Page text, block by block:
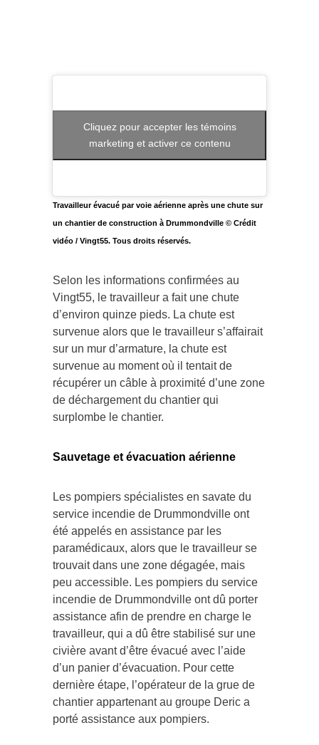
Cliquez pour accepter les témoins
marketing et activer ce contenu
Travailleur évacué par voie aérienne après une chute sur
un chantier de construction à Drummondville © Crédit
vidéo / Vingt55. Tous droits réservés.
Selon les informations confirmées au
Vingt55, le travailleur a fait une chute
d’environ quinze pieds. La chute est
survenue alors que le travailleur s’affairait
sur un mur d’armature, la chute est
survenue au moment où il tentait de
récupérer un câble à proximité d’une zone
de déchargement du chantier qui
surplombe le chantier.
Sauvetage et évacuation aérienne
Les pompiers spécialistes en savate du
service incendie de Drummondville ont
été appelés en assistance par les
paramédicaux, alors que le travailleur se
trouvait dans une zone dégagée, mais
peu accessible. Les pompiers du service
incendie de Drummondville ont dû porter
assistance afin de prendre en charge le
travailleur, qui a dû être stabilisé sur une
civière avant d’être évacué avec l’aide
d’un panier d’évacuation. Pour cette
dernière étape, l’opérateur de la grue de
chantier appartenant au groupe Deric a
porté assistance aux pompiers.